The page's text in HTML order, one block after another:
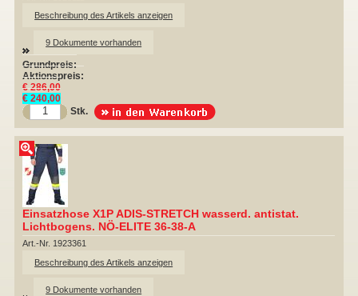
Beschreibung des Artikels anzeigen
9 Dokumente vorhanden
Grundpreis:
Aktionspreis:
€ 286,00
€ 240,00
Stk.
Einsatzhose X1P ADIS-STRETCH wasserd. antistat.
Lichtbogens. NÖ-ELITE 36-38-A
Art.-Nr. 1923361
Beschreibung des Artikels anzeigen
9 Dokumente vorhanden